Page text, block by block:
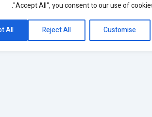
"Accept All", you consent to our use of
Customise
Reject All
All